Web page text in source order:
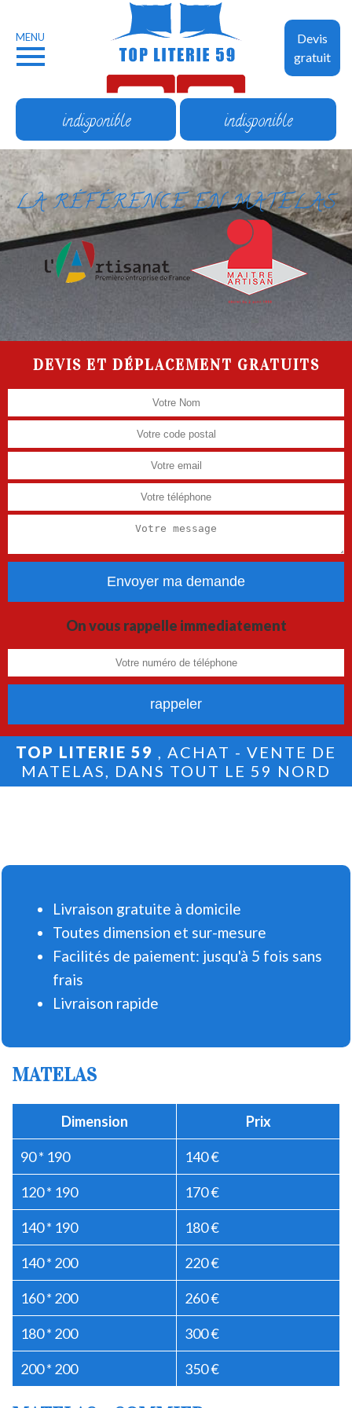
Devis
gratuit
MENU
indisponible indisponible
LA RÉFÉRENCE EN MATELAS
DEVIS ET DÉPLACEMENT GRATUITS
On vous rappelle immediatement
TOP LITERIE 59 , ACHAT - VENTE DE
MATELAS, DANS TOUT LE 59 NORD
Livraison gratuite à domicile
Toutes dimension et sur-mesure
Facilités de paiement: jusqu'à 5 fois sans
frais
Livraison rapide
MATELAS
Dimension Prix
90 * 190 140 €
120 * 190 170 €
140 * 190 180 €
140 * 200 220 €
160 * 200 260 €
180 * 200 300 €
200 * 200 350 €